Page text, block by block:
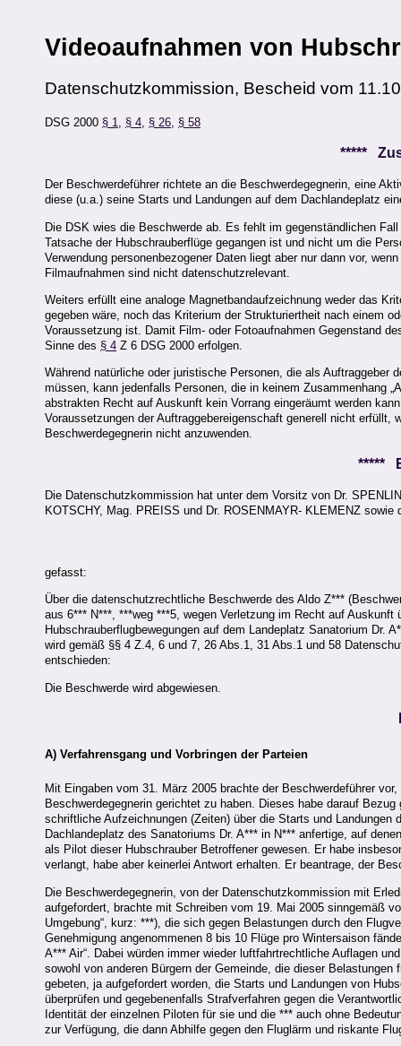
Videoaufnahmen von
Datenschutzkommission, Bescheid vom
DSG 2000 § 1, § 4, § 26, § 58
*****
Der Beschwerdeführer richtete an die Beschwerdegegnerin, eine
diese (u.a.) seine Starts und Landungen auf dem Dachlandeplatz
Die DSK wies die Beschwerde ab. Es fehlt im gegenständlichen
Tatsache der Hubschrauberflüge gegangen ist und nicht um die
Verwendung personenbezogener Daten liegt aber nur dann vor,
Filmaufnahmen sind nicht datenschutzrelevant.
Weiters erfüllt eine analoge Magnetbandaufzeichnung weder das
gegeben wäre, noch das Kriterium der Strukturiertheit nach einem
Voraussetzung ist. Damit Film- oder Fotoaufnahmen Gegenstand
Sinne des § 4 Z 6 DSG 2000 erfolgen.
Während natürliche oder juristische Personen, die als Auftraggeber
müssen, kann jedenfalls Personen, die in keinem Zusammenhang
abstrakten Recht auf Auskunft kein Vorrang eingeräumt werden
Voraussetzungen der Auftraggebereigenschaft generell nicht
Beschwerdegegnerin nicht anzuwenden.
*****
Die Datenschutzkommission hat unter dem Vorsitz von Dr.
KOTSCHY, Mag. PREISS und Dr. ROSENMAYR- KLEMENZ
gefasst:
Über die datenschutzrechtliche Beschwerde des Aldo Z***
aus 6*** N***, ***weg ***5, wegen Verletzung im Recht auf
Hubschrauberflugbewegungen auf dem Landeplatz Sanatorium Dr.
wird gemäß §§ 4 Z.4, 6 und 7, 26 Abs.1, 31 Abs.1 und 58
entschieden:
Die Beschwerde wird abgewiesen.
A) Verfahrensgang und Vorbringen der Parteien
Mit Eingaben vom 31. März 2005 brachte der Beschwerdeführer
Beschwerdegegnerin gerichtet zu haben. Dieses habe darauf
schriftliche Aufzeichnungen (Zeiten) über die Starts und
Dachlandeplatz des Sanatoriums Dr. A*** in N*** anfertige, auf
als Pilot dieser Hubschrauber Betroffener gewesen. Er habe
verlangt, habe aber keinerlei Antwort erhalten. Er beantrage, der
Die Beschwerdegegnerin, von der Datenschutzkommission mit
aufgefordert, brachte mit Schreiben vom 19. Mai 2005 sinngemäß
Umgebung“, kurz: ***), die sich gegen Belastungen durch den
Genehmigung angenommenen 8 bis 10 Flüge pro Wintersaison
A*** Air“. Dabei würden immer wieder luftfahrtrechtliche Auflagen
sowohl von anderen Bürgern der Gemeinde, die dieser
gebeten, ja aufgefordert worden, die Starts und Landungen von
überprüfen und gegebenenfalls Strafverfahren gegen die
Identität der einzelnen Piloten für sie und die *** auch ohne
zur Verfügung, die dann Abhilfe gegen den Fluglärm und riskante